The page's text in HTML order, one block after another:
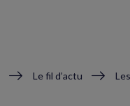
Le fil d’actu